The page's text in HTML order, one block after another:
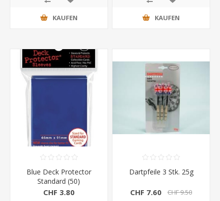
KAUFEN KAUFEN
Blue Deck Protector
Standard (50)
CHF 3.80
Dartpfeile 3 Stk. 25g
CHF 7.60 CHF 9.50